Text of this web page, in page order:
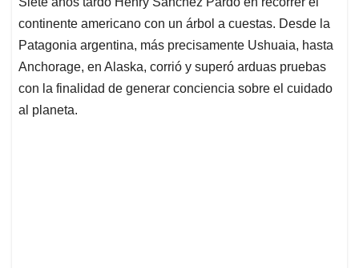
s
A
p
p
b
o
o
k
e
d
I
n
l
a
d
s
continente americano con un árbol a cuestas. Desde la
Patagonia argentina, más precisamente Ushuaia, hasta
Anchorage, en Alaska, corrió y superó arduas pruebas
con la finalidad de generar conciencia sobre el cuidado
al planeta.